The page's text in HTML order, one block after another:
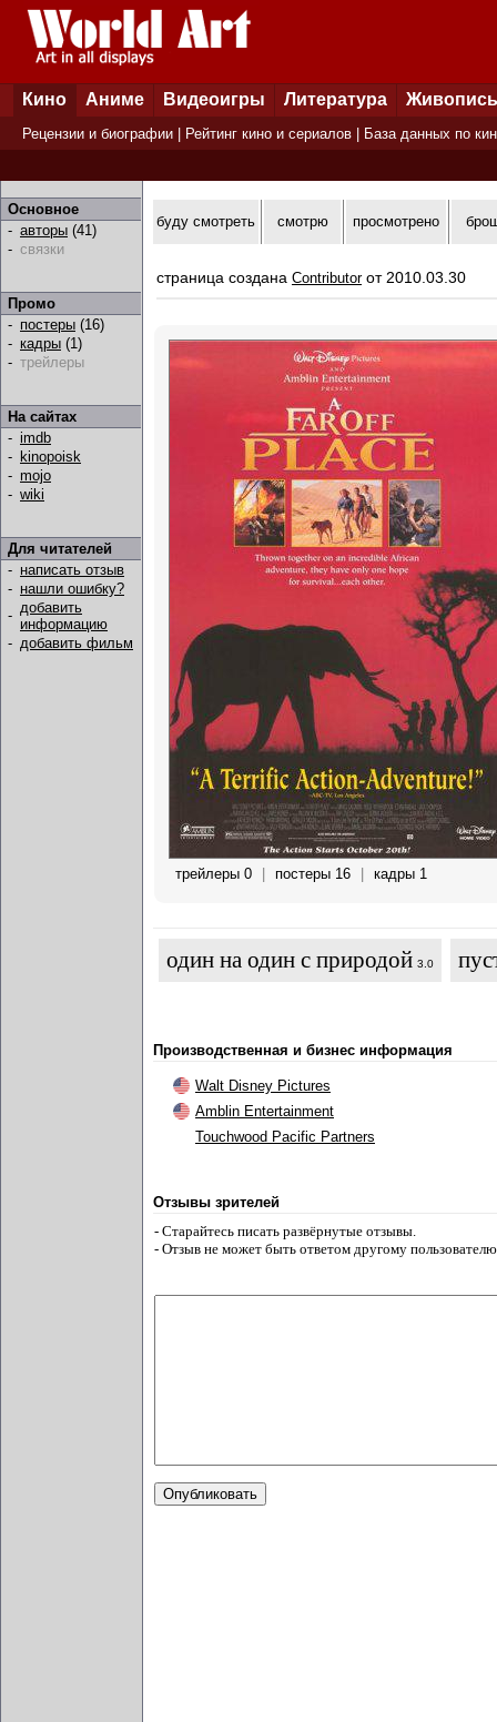
Кино Аниме Видеоигры Литература Живопись
Рецензии и биографии Рейтинг кино и сериалов База данных по
Основное
- авторы (41)
- связки
Промо
- постеры (16)
- кадры (1)
- трейлеры
На сайтах
- imdb
- kinopoisk
- mojo
- wiki
Для читателей
- написать отзыв
- нашли ошибку?
- добавить
информацию
- добавить фильм
буду смотреть смотрю просмотрено
страница создана Contributorот 2010.03.30
трейлеры 0 постеры 16 кадры 1
один на один с природой 3.0
Производственная и бизнес информация
Walt Disney Pictures
Amblin Entertainment
Touchwood Pacific Partners
Отзывы зрителей
- Старайтесь писать развёрнутые отзывы.
- Отзыв не может быть ответом другому